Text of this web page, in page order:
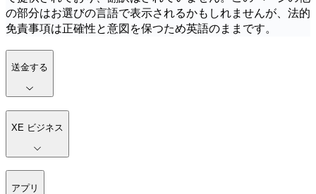
の部分はお選びの言語で表示されるかもしれませんが、法的
免責事項は正確性と意図を保つため英語のままです。
送金する
XE ビジネス
アプリ